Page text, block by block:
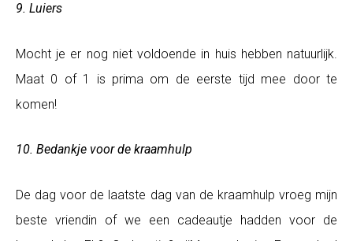
9. Luiers
Mocht je er nog niet voldoende in huis hebben natuurlijk.
Maat 0 of 1 is prima om de eerste tijd mee door te
komen!
10. Bedankje voor de kraamhulp
De dag voor de laatste dag van de kraamhulp vroeg mijn
beste vriendin of we een cadeautje hadden voor de